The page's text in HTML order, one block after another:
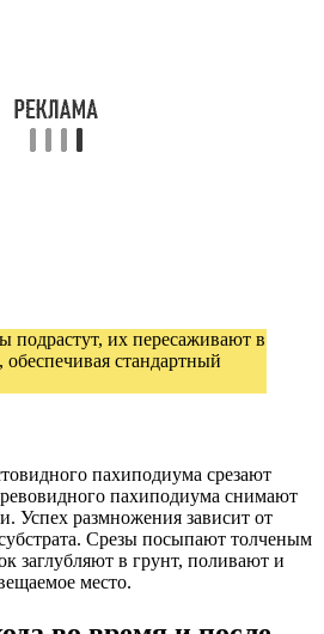
подрастут, их пересаживают в
стандартный
пахиподиума срезают
пахиподиума снимают
Успех размножения зависит от
Срезы посыпают толченым
заглубляют в грунт, поливают и
место.